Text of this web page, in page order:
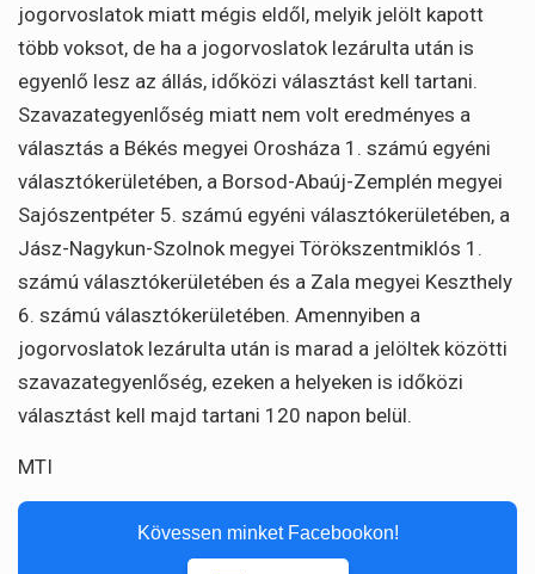
jogorvoslatok miatt mégis eldől, melyik jelölt kapott
több voksot, de ha a jogorvoslatok lezárulta után is
egyenlő lesz az állás, időközi választást kell tartani.
Szavazategyenlőség miatt nem volt eredményes a
választás a Békés megyei Orosháza 1. számú egyéni
választókerületében, a Borsod-Abaúj-Zemplén megyei
Sajószentpéter 5. számú egyéni választókerületében, a
Jász-Nagykun-Szolnok megyei Törökszentmiklós 1.
számú választókerületében és a Zala megyei Keszthely
6. számú választókerületében. Amennyiben a
jogorvoslatok lezárulta után is marad a jelöltek közötti
szavazategyenlőség, ezeken a helyeken is időközi
választást kell majd tartani 120 napon belül.
MTI
Kövessen minket Facebookon!